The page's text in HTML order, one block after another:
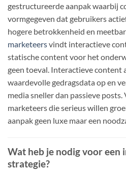
gestructureerde aanpak waarbij
vormgegeven dat gebruikers
hogere betrokkenheid en
marketeersvindt interactieve
statische content voor het
geen toeval. Interactieve content
waardevolle gedragsdata op en
media sneller dan passieve
marketeers die serieus willen
aanpak geen luxe maar een
Wat heb je nodig voor
strategie?